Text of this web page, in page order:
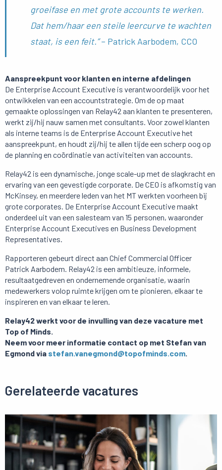
groeifase en met grote accounts te werken.
Dat hem/haar een steile leercurve te wachten
staat, is een feit.”– Patrick Aarbodem, CCO
Aanspreekpunt voor klanten en interne afdelingen
De Enterprise Account Executive is verantwoordelijk voor het
ontwikkelen van een accountstrategie. Om de op maat
gemaakte oplossingen van Relay42 aan klanten te presenteren,
werkt zij/hij nauw samen met consultants. Voor zowel klanten
als interne teams is de Enterprise Account Executive het
aanspreekpunt, en houdt zij/hij te allen tijde een scherp oog op
de planning en coördinatie van activiteiten van accounts.
Relay42 is een dynamische, jonge scale-up met de slagkracht en
ervaring van een gevestigde corporate. De CEO is afkomstig van
McKinsey, en meerdere leden van het MT werkten voorheen bij
grote corporates. De Enterprise Account Executive maakt
onderdeel uit van een salesteam van 15 personen, waaronder
Enterprise Account Executives en Business Development
Representatives.
Rapporteren gebeurt direct aan Chief Commercial Officer
Patrick Aarbodem. Relay42 is een ambitieuze, informele,
resultaatgedreven en ondernemende organisatie, waarin
medewerkers volop ruimte krijgen om te pionieren, elkaar te
inspireren en van elkaar te leren.
Relay42 werkt voor de invulling van deze vacature met
Top of Minds.
Neem voor meer informatie contact op met Stefan van
Egmond via stefan.vanegmond@topofminds.com.
Gerelateerde vacatures